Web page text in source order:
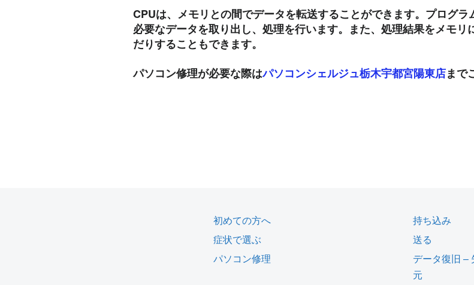
CPUは、メモリとの間でデータを転送することができます。プログ
必要なデータを取り出し、処理を行います。また、処理結果をメモ
だりすることもできます。
パソコン修理が必要な際はパソコンシェルジュ栃木宇都宮陽東店まで
初めての方へ
症状で選ぶ
パソコン修理
持ち込み
送る
データ復旧 –
元